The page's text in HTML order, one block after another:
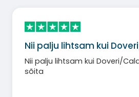
Nii palju lihtsam kui
Nii palju lihtsam kui Doveri/
sõita